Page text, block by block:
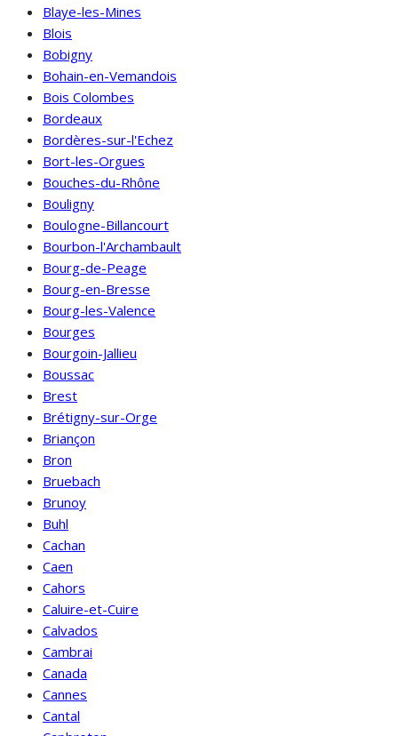
Blaye-les-Mines
Blois
Bobigny
Bohain-en-Vemandois
Bois Colombes
Bordeaux
Bordères-sur-l'Echez
Bort-les-Orgues
Bouches-du-Rhône
Bouligny
Boulogne-Billancourt
Bourbon-l'Archambault
Bourg-de-Peage
Bourg-en-Bresse
Bourg-les-Valence
Bourges
Bourgoin-Jallieu
Boussac
Brest
Brétigny-sur-Orge
Briançon
Bron
Bruebach
Brunoy
Buhl
Cachan
Caen
Cahors
Caluire-et-Cuire
Calvados
Cambrai
Canada
Cannes
Cantal